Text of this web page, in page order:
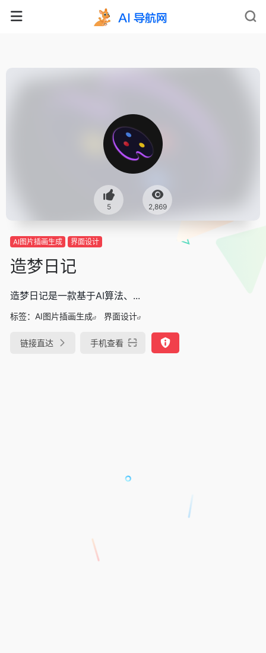
5 2,869
AI图片插画生成 界面设计
造梦日记
造梦日记是一款基于AI算法、...
标签： AI图片插画生成 界面设计
链接直达 手机查看